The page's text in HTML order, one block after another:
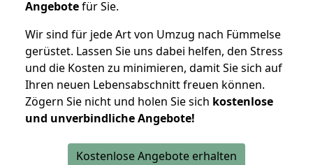
Angebotefür Sie.
Wir sind für jede Art von Umzug nach Fümmelse
gerüstet. Lassen Sie uns dabei helfen, den Stress
und die Kosten zu minimieren, damit Sie sich auf
Ihren neuen Lebensabschnitt freuen können.
Zögern Sie nicht und holen Sie sich kostenlose
und unverbindliche Angebote!
Kostenlose Angebote erhalten